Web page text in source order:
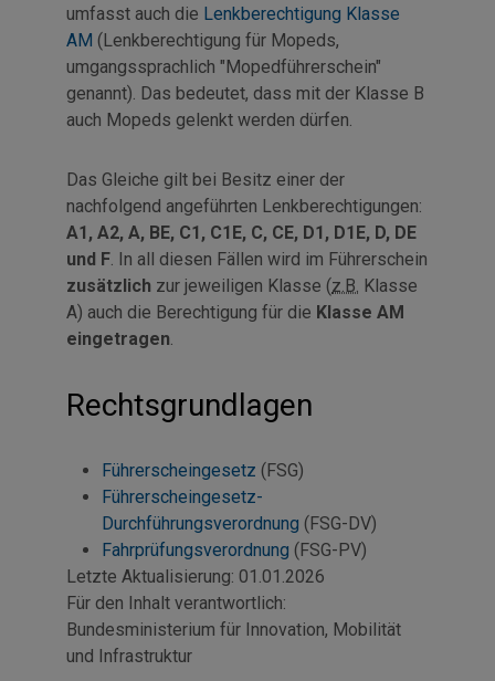
umfasst auch die Lenkberechtigung Klasse
AM (Lenkberechtigung für Mopeds,
umgangssprachlich "Mopedführerschein"
genannt). Das bedeutet, dass mit der Klasse B
auch Mopeds gelenkt werden dürfen.
Das Gleiche gilt bei Besitz einer der
nachfolgend angeführten Lenkberechtigungen:
A1, A2, A, BE, C1, C1E, C, CE, D1, D1E, D, DE
und F. In all diesen Fällen wird im Führerschein
zusätzlich zur jeweiligen Klasse (z.B. Klasse
A) auch die Berechtigung für die Klasse AM
eingetragen.
Rechtsgrundlagen
Führerscheingesetz (FSG)
Führerscheingesetz-
Durchführungsverordnung (FSG-DV)
Fahrprüfungsverordnung (FSG-PV)
Letzte Aktualisierung: 01.01.2026
Für den Inhalt verantwortlich:
Bundesministerium für Innovation, Mobilität
und Infrastruktur